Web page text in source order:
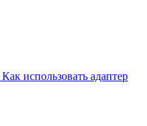
Как использовать адаптер